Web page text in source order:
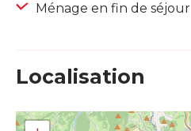
Ménage en fin de séjour
Localisation